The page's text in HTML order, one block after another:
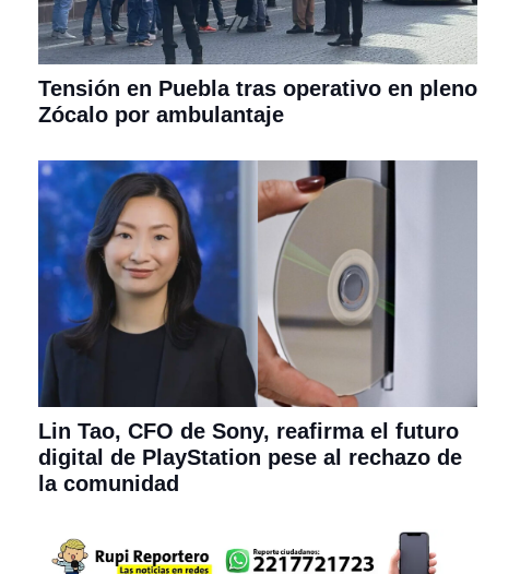
Tensión en Puebla tras operativo en pleno
Zócalo por ambulantaje
Lin Tao, CFO de Sony, reafirma el futuro
digital de PlayStation pese al rechazo de
la comunidad